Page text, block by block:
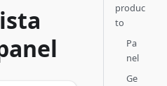
produc
to
Pa
nel
Ge